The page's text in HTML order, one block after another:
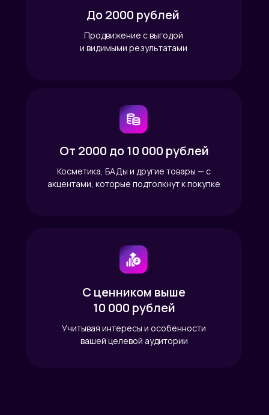
До 2000 рублей
От 2000 до 10 000 рублей
С ценником выше
10 000 рублей
Продвижение с выгодой
и видимыми результатами
Косметика, БАДы и другие товары — с
акцентами, которые подтолкнут к покупке
Учитывая интересы и особенности
вашей целевой аудитории